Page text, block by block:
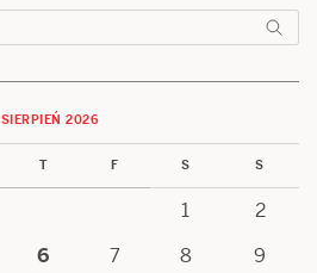
SIERPIEŃ 2026
T F S S
1
2
6 7 8
9